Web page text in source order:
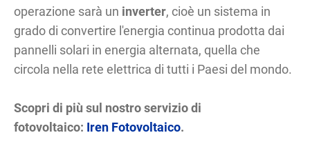
operazione sarà un inverter, cioè un sistema in
grado di convertire l'energia continua prodotta dai
pannelli solari in energia alternata, quella che
circola nella rete elettrica di tutti i Paesi del mondo.
Scopri di più sul nostro servizio di
fotovoltaico: Iren Fotovoltaico.